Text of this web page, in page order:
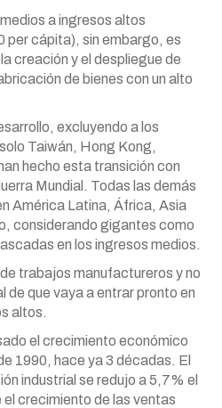
a ingresos altos
per cápita), sin embargo, es
creación y el despliegue de
de bienes con un alto
excluyendo a los
Taiwán, Hong Kong,
hecho esta transición con
Mundial. Todas las demás
América Latina, África, Asia
considerando gigantes como
en los ingresos medios.
trabajos manufactureros y no
de que vaya a entrar pronto en
altos.
el crecimiento económico
1990, hace ya 3 décadas. El
industrial se redujo a 5,7% el
crecimiento de las ventas